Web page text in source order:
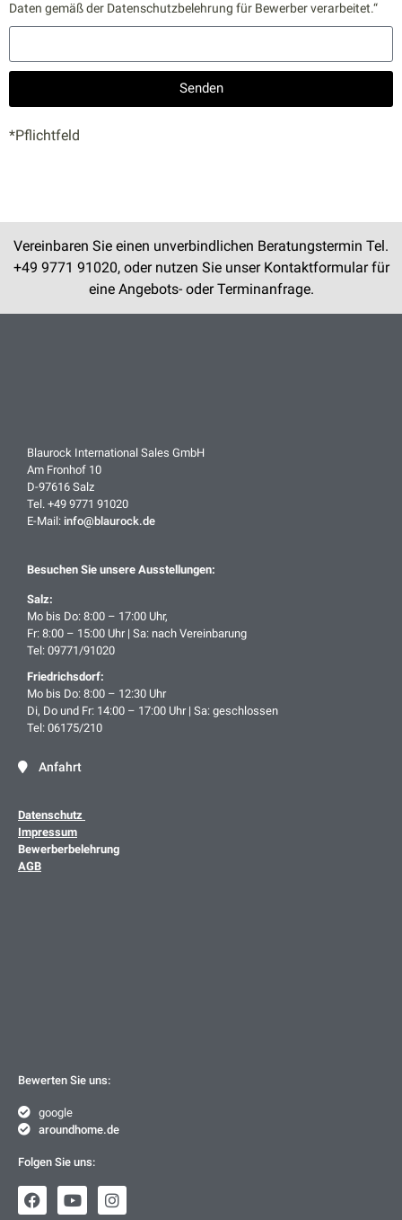
Daten gemäß der Datenschutzbelehrung für Bewerber verarbeitet.“
Senden
*Pflichtfeld
Vereinbaren Sie einen unverbindlichen Beratungstermin Tel.
+49 9771 91020, oder nutzen Sie unser Kontaktformular für
eine Angebots- oder Terminanfrage.
Blaurock International Sales GmbH
Am Fronhof 10
D-97616 Salz
Tel. +49 9771 91020
E-Mail: info@blaurock.de
Besuchen Sie unsere Ausstellungen:
Salz:
Mo bis Do: 8:00 – 17:00 Uhr,
Fr: 8:00 – 15:00 Uhr | Sa: nach Vereinbarung
Tel: 09771/91020
Friedrichsdorf:
Mo bis Do: 8:00 – 12:30 Uhr
Di, Do und Fr: 14:00 – 17:00 Uhr | Sa: geschlossen
Tel: 06175/210
Anfahrt
Datenschutz
Impressum
Bewerberbelehrung
AGB
Bewerten Sie uns:
google
aroundhome.de
Folgen Sie uns: